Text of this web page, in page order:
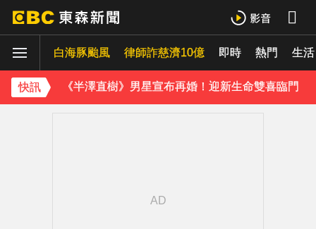
白海豚颱風 律師詐慈濟10億 即時 熱門 生活
快訊
白海豚颱風逼近 氣象署：本島發陸警機率低
《理財達人秀》X 安聯投信免費講座報名中！搶先卡位 2027
《半澤直樹》男星宣布再婚！迎新生命雙喜臨門